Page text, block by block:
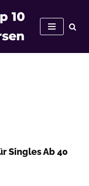
10
Singles Ab 40